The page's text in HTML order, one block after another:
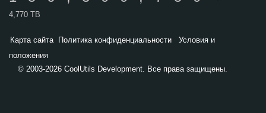
4,770 TB
Карта сайта Политика конфиденциальности
Условия и
положения
© 2003-2026 CoolUtils Development. Все права защищены.